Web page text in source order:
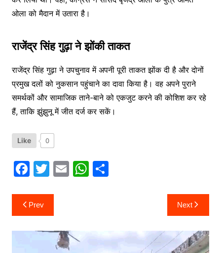
ओला को मैदान में उतारा है।
राजेंद्र सिंह गुढ़ा​ ने झोंकी ताकत
राजेंद्र सिंह गुढ़ा ने उपचुनाव में अपनी पूरी ताकत झोंक दी है और दोनों
प्रमुख दलों को नुकसान पहुंचाने का दावा किया है। वह अपने पुराने
समर्थकों और सामाजिक ताने-बाने को एकजुट करने की कोशिश कर रहे
हैं, ताकि झुंझुनू में जीत दर्ज कर सकें।
Like 0
F
c
e
b
T
itt
er
E W
A
S
PostPrev Next